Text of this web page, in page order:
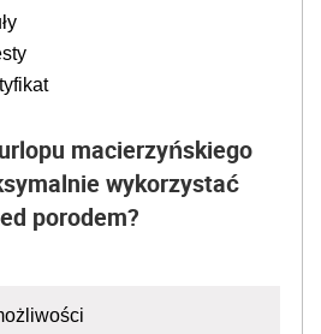
macierzyńskiego
wykorzystać
porodem?